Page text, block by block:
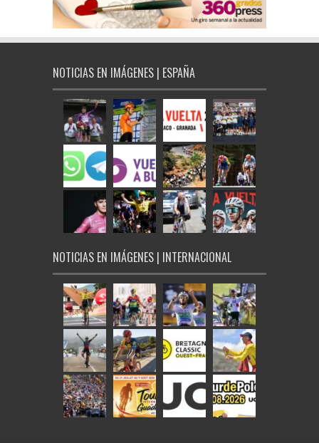
NOTICIAS EN IMÁGENES | ESPAÑA
NOTICIAS EN IMÁGENES | INTERNACIONAL